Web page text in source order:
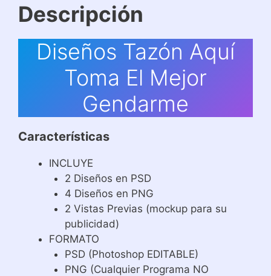
Descripción
Diseños Tazón Aquí
Toma El Mejor
Gendarme
Características
INCLUYE
2 Diseños en PSD
4 Diseños en PNG
2 Vistas Previas (mockup para su
publicidad)
FORMATO
PSD (Photoshop EDITABLE)
PNG (Cualquier Programa NO